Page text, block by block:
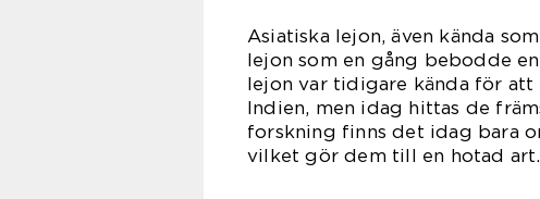
Asiatiska lejon, även kända
lejon som en gång bebodde
lejon var tidigare kända för att
Indien, men idag hittas de
forskning finns det idag bara
vilket gör dem till en hotad art.